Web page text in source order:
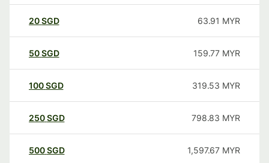
20SGD 63.91 MYR
50SGD 159.77 MYR
100SGD 319.53 MYR
250SGD 798.83 MYR
500SGD 1,597.67 MYR